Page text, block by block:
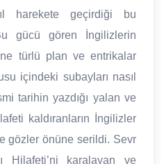
harekete geçirdiği bu
gücü gören İngilizlerin
ne türlü plan ve entrikalar
içindeki subayları nasıl
tarihin yazdığı yalan ve
kaldıranların İngilizler
gözler önüne serildi. Sevr
Hilafeti’ni karalayan ve